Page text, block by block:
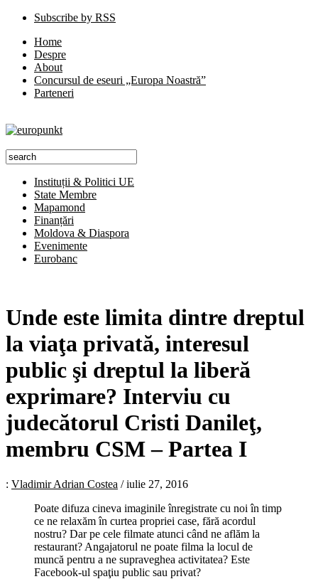
Subscribe by RSS
Home
Despre
About
Concursul de eseuri „Europa Noastră”
Parteneri
Instituții & Politici UE
State Membre
Mapamond
Finanțări
Moldova & Diaspora
Evenimente
Eurobanc
Unde este limita dintre dreptul
la viaţa privată, interesul
public şi dreptul la liberă
exprimare? Interviu cu
judecătorul Cristi Danileţ,
membru CSM – Partea I
: Vladimir Adrian Costea /iulie 27, 2016
Poate difuza cineva imaginile înregistrate cu noi în timp
ce ne relaxăm în curtea propriei case, fără acordul
nostru? Dar pe cele filmate atunci când ne aflăm la
restaurant? Angajatorul ne poate filma la locul de
muncă pentru a ne supraveghea activitatea? Este
Facebook-ul spaţiu public sau privat?